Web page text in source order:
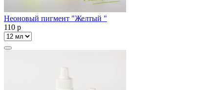
Неоновый пигмент "Желтый "
110 p